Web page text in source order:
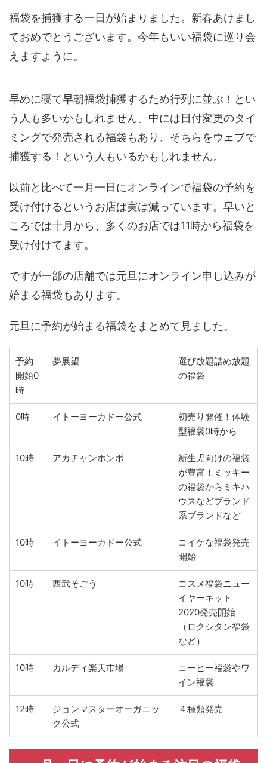
福袋を捕獲する一日が始まりました。新春あけまし
ておめでとうございます。今年もいい福袋に巡り会
えますように。
早めに寝て早朝福袋捕獲するため行列に並ぶ！とい
う人も多いかもしれません。中には日付変更のタイ
ミングで発売される福袋もあり、そちらをウェブで
捕獲する！という人もいるかもしれません。
以前と比べて一月一日にオンラインで福袋の予約を
受け付けるというお店は実は減っています。早いと
ころでは十月から、多くのお店では11時から福袋を
受け付けてます。
ですが一部の店舗では元旦にオンライン申し込みが
始まる福袋もあります。
元旦に予約が始まる福袋をまとめて見ました。
予約
開始0
時
夢展望
選び放題詰め放題
の福袋
0時 イトーヨーカドー公式
初売り開催！体験
型福袋0時から
10時 アカチャンホンポ
新生児向けの福袋
が豊富！ミッキー
の福袋からミキハ
ウスなどブランド
系ブランドなど
10時 イトーヨーカドー公式
コイケな福袋発売
開始
10時 西武そごう
コスメ福袋ニュー
イヤーキット
2020発売開始
（ロクシタン福袋
など）
10時 カルディ楽天市場
コーヒー福袋やワ
イン福袋
12時
ジョンマスターオーガニッ
ク公式
４種類発売